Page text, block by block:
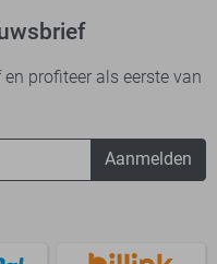
profiteer als eerste van
Aanmelden